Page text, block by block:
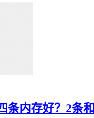
条内存好？2条